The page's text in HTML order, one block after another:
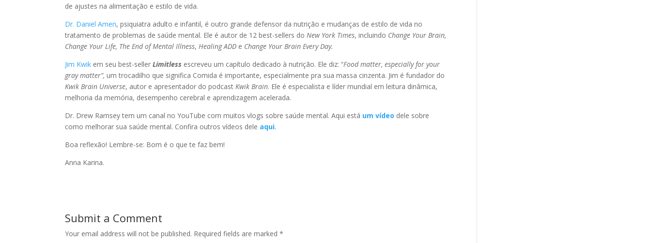
de ajustes na alimentação e estilo de vida.
Dr. Daniel Amen, psiquiatra adulto e infantil, é outro grande defensor da nutrição e mudanças de estilo de vida no
tratamento de problemas de saúde mental. Ele é autor de 12 best-sellers do New York Times, incluindo Change Your Brain,
Change Your Life, The End of Mental Illness, Healing ADD e Change Your Brain Every Day.
Jim Kwik em seu best-sellerLimitless escreveu um capítulo dedicado à nutrição. Ele diz: “Food matter, especially for your
gray matter”,um trocadilho que significa Comida é importante, especialmente pra sua massa cinzenta. Jim é fundador do
Kwik Brain Universe, autor e apresentador do podcast Kwik Brain. Ele é especialista e líder mundial em leitura dinâmica,
melhoria da memória, desempenho cerebral e aprendizagem acelerada.
Dr. Drew Ramsey tem um canal no YouTube com muitos vlogs sobre saúde mental. Aqui está um vídeo dele sobre
como melhorar sua saúde mental. Confira outros vídeos dele aqui.
Boa reflexão! Lembre-se: Bom é o que te faz bem!
Anna Karina.
Submit a Comment
Your email address will not be published. Required fields are marked*